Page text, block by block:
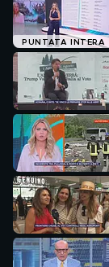
PUNTATA INTERA